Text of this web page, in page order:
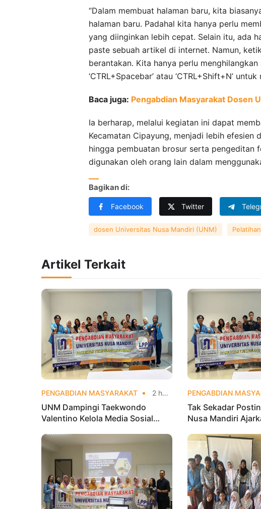
“Dalam membuat halaman baru, kita
halaman baru. Padahal kita hanya perlu
yang diinginkan lebih cepat. Selain itu, ada
paste sebuah artikel di internet. Namun,
berantakan. Kita hanya perlu
‘CTRL+Spacebar’ atau ‘CTRL+Shift+N’
Baca juga: Pengabdian Masyarakat Dosen
Ia berharap, melalui kegiatan ini dapat
Kecamatan Cipayung, menjadi lebih
hingga pembuatan brosur serta pengeditan
digunakan oleh orang lain dalam
Bagikan di:
Facebook Twitter
dosen Universitas Nusa Mandiri (UNM)
Artikel Terkait
PENGABDIAN MASYARAKAT 2 hari yang lalu
UNM Dampingi Taekwondo
Valentino Kelola Media Sosial
PENGABDIAN
Tak Sekadar
Nusa Mandiri
Olahraga Makin